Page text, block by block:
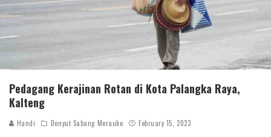
Pedagang Kerajinan Rotan di Kota Palangka Raya,
Kalteng
Handi Denyut Sabang Merauke February 15, 2023